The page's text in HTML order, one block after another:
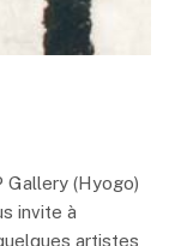
Gallery (Hyogo)
invite à
artistes